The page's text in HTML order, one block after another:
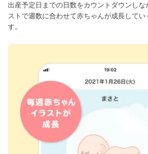
出産予定日までの日数をカウントダウンしな
ストで週数に合わせて赤ちゃんが成長してい
す。